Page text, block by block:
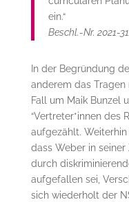
ein.“
Beschl.-Nr. 2021-
In der Begründung
anderem das
Fall um Maik Bunzel
“Vertreter*innen des
aufgezählt.
dass Weber in
durch
aufgefallen sei,
sich wiederholt der